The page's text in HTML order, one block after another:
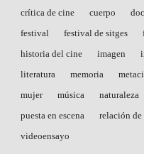
crítica de cine
cuerpo
festival
festival de sitges
historia del cine
imagen
literatura
memoria
mujer
música naturaleza
puesta en escena
relación de
videoensayo